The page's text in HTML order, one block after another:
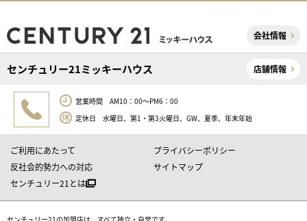
会社情報
センチュリー21ミッキーハウス 店舗情報
営業時間 AM10：00～PM6：00
定休日 水曜日、第1・第3火曜日、GW、夏季、年末年始
ご利用にあたって
プライバシーポリシー
反社会的勢力への対応
サイトマップ
センチュリー21とは